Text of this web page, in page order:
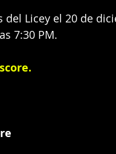
del Licey el 20 de
7:30 PM.
.